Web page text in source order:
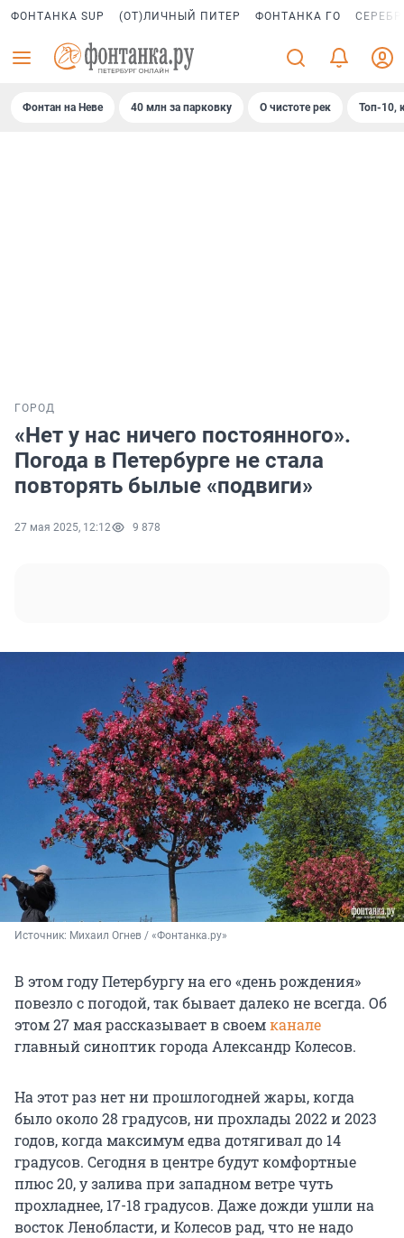
ФОНТАНКА SUP (ОТ)ЛИЧНЫЙ ПИТЕР ФОНТАНКА ГО
Фонтан на Неве 40 млн за парковку О чистоте рек Топ-10,
ГОРОД
«Нет у нас ничего постоянного».
Погода в Петербурге не стала
повторять былые «подвиги»
27 мая 2025, 12:12 9 878
Источник: Михаил Огнев / «Фонтанка.ру»
В этом году Петербургу на его «день рождения»
повезло с погодой, так бывает далеко не всегда. Об
этом 27 мая рассказывает в своемканале
главный синоптик города Александр Колесов.
На этот раз нет ни прошлогодней жары, когда
было около 28 градусов, ни прохлады 2022 и 2023
годов, когда максимум едва дотягивал до 14
градусов. Сегодня в центре будут комфортные
плюс 20, у залива при западном ветре чуть
прохладнее, 17-18 градусов. Даже дожди ушли на
восток Ленобласти, и Колесов рад, что не надо